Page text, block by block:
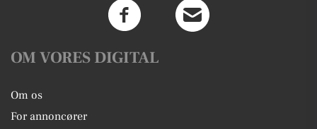
OM VORES DIGITAL
Om os
For annoncører